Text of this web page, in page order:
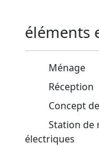
éléments
Ménage
Réception
Concept
Station de
électriques